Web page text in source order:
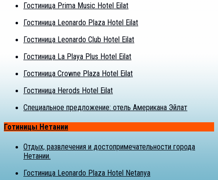
Гостиница Prima Music Hotel Eilat
Гостиница Leonardo Plaza Hotel Eilat
Гостиница Leonardo Club Hotel Eilat
Гостиница La Playa Plus Hotel Eilat
Гостиница Crowne Plaza Hotel Eilat
Гостиница Herods Hotel Eilat
Специальное предложение: отель Американа Эйлат
Готиницы Нетании
Отдых, развлечения и достопримечательности города
Нетании.
Гостиница Leonardo Plaza Hotel Netanya